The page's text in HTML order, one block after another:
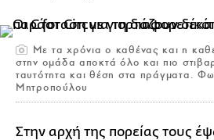
Με τα χρόνια ο καθένας και η
στην ομάδα αποκτά όλο και πιο
ταυτότητα και θέση στα πράγματα.
Μητροπούλου
Στην αρχή της πορείας τους